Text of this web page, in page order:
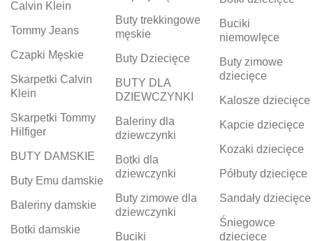
Calvin Klein
Tommy Jeans
Czapki Męskie
Skarpetki Calvin
Klein
Skarpetki Tommy
Hilfiger
BUTY DAMSKIE
Buty Emu damskie
Baleriny damskie
Botki damskie
Buty trekkingowe
męskie
Buty Dziecięce
BUTY DLA
DZIEWCZYNKI
Baleriny dla
dziewczynki
Botki dla
dziewczynki
Buty zimowe dla
dziewczynki
Buciki
Buciki
niemowlęce
Buty zimowe
dziecięce
Kalosze dziecięce
Kapcie dziecięce
Kozaki dziecięce
Półbuty dziecięce
Sandały dziecięce
Śniegowce
dziecięce